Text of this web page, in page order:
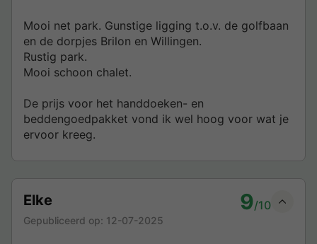
Mooi net park. Gunstige ligging t.o.v. de golfbaan
en de dorpjes Brilon en Willingen.
Rustig park.
Mooi schoon chalet.
De prijs voor het handdoeken- en
beddengoedpakket vond ik wel hoog voor wat je
ervoor kreeg.
Elke 9/10
Gepubliceerd op: 12-07-2025